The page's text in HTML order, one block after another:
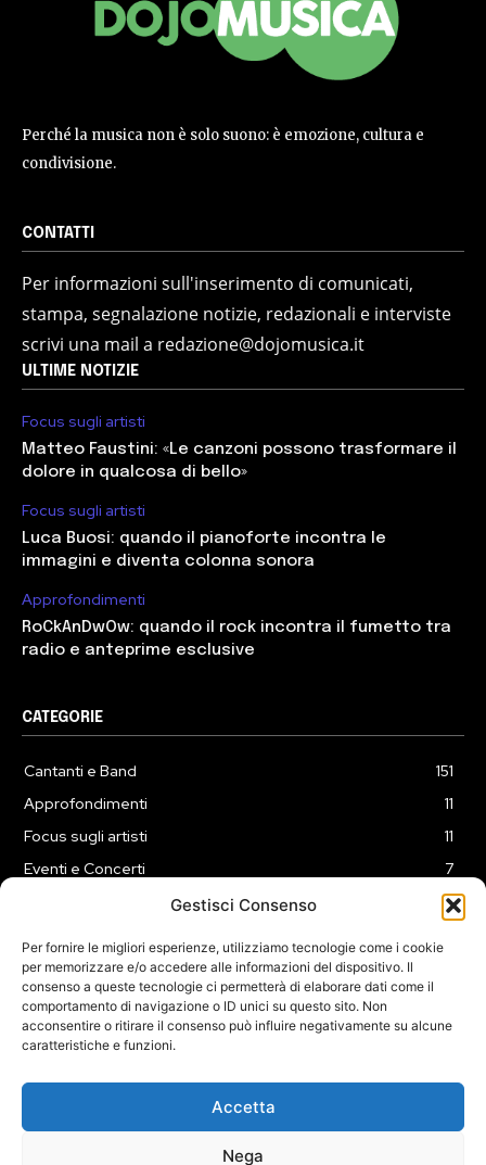
Gestisci Consenso
Per fornire le migliori esperienze, utilizziamo tecnologie come i cookie
per memorizzare e/o accedere alle informazioni del dispositivo. Il
consenso a queste tecnologie ci permetterà di elaborare dati come il
comportamento di navigazione o ID unici su questo sito. Non
acconsentire o ritirare il consenso può influire negativamente su alcune
caratteristiche e funzioni.
Accetta
Nega
Perché la musica non è solo suono: è emozione, cultura e
condivisione.
CONTATTI
Per informazioni sull'inserimento di comunicati,
stampa, segnalazione notizie, redazionali e interviste
scrivi una mail a redazione@dojomusica.it
ULTIME NOTIZIE
Focus sugli artisti
Matteo Faustini: «Le canzoni possono trasformare il
dolore in qualcosa di bello»
Focus sugli artisti
Luca Buosi: quando il pianoforte incontra le
immagini e diventa colonna sonora
Approfondimenti
RoCkAnDwOw: quando il rock incontra il fumetto tra
radio e anteprime esclusive
CATEGORIE
Cantanti e Band
151
Approfondimenti
11
Focus sugli artisti
11
Eventi e Concerti
7
3
COOKIE POLICY (UE)
Sede legale in Via Alessio Baldovinetti 13 - 00142 - Roma - P.Iva: